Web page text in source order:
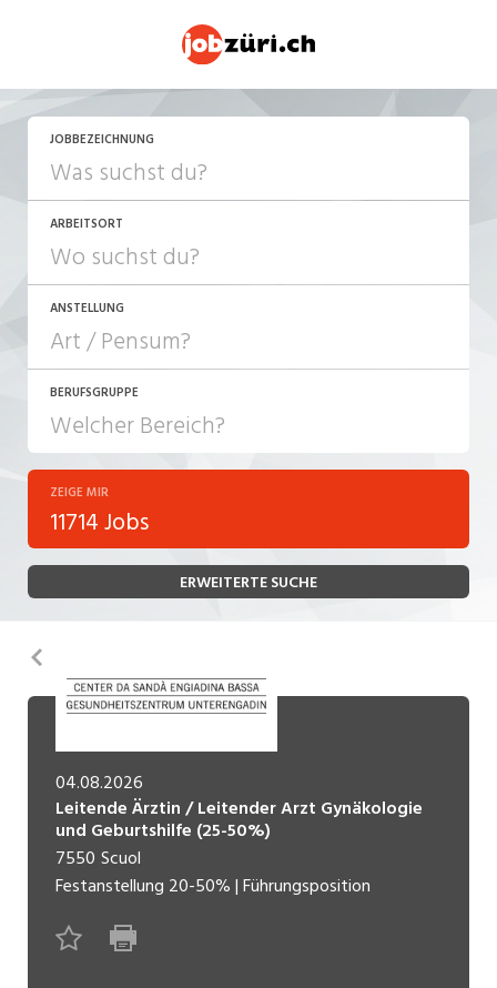
JOBBEZEICHNUNG
ARBEITSORT
ANSTELLUNG
JOB-TYP
Festanstellung
Temporär (befristet)
Lehrstelle
Ferienjob
POSITION
Führungsposition
Management / Kader
BERUFSGRUPPE
Bank, Versicherung
Bau, Handwerk, Elektro
Bildung, Kunst, Design, Soziale Berufe, Sport
Consulting, Human Resources
Engineering, Technik, Architektur
Finanzen, Controlling, Treuhand, Recht
Gartenbau, Landwirtschaft, Forstwirtschaft
Lebensmittel
ZEIGE MIR
11714 Jobs
ERWEITERTE SUCHE
04.08.2026
Leitende Ärztin / Leitender Arzt Gynäkologie
und Geburtshilfe (25-50%)
7550 Scuol
Festanstellung 20-50%|Führungsposition